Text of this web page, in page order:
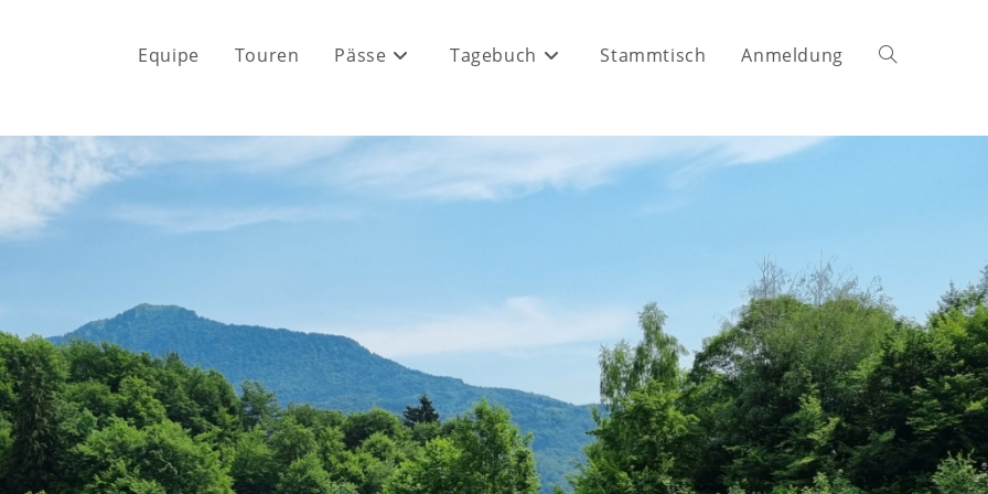
Equipe Touren Pässe Tagebuch Stammtisch Anmeldung Website-
Suche